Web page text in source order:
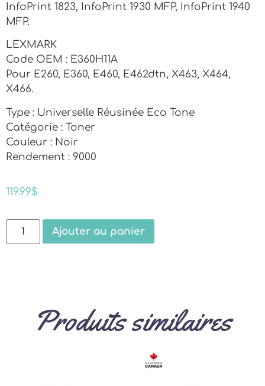
InfoPrint 1823, InfoPrint 1930 MFP, InfoPrint 1940
MFP.
LEXMARK
Code OEM : E360H11A
Pour E260, E360, E460, E462dtn, X463, X464,
X466.
Type : Universelle Réusinée Eco Tone
Catégorie : Toner
Couleur : Noir
Rendement : 9000
119.99$
Ajouter au panier
Produits similaires